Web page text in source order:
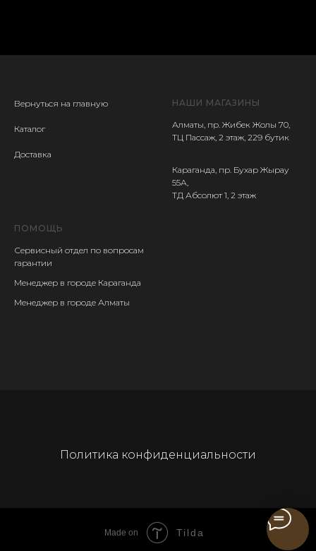
Вернуться на главную
Каталог
Доставка
НАШИ МАГАЗИНЫ
Алматы, пр. Жибек Жолы 70,
ТЦ Пассаж, 2 этаж, 229 бутик
Караганда, пр. Бухар Жырау
55А,
ТД Абсолют 1, 2 этаж
ПОМОЩЬ
Сервисный отдел по вопросам
гарантии
Менеджер в городе Караганда
Менеджер в городе Алматы
Политика конфиденциальности
Made on Tilda